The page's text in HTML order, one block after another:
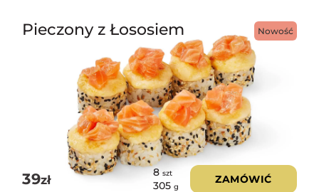
Nowość
Pieczony z Łososiem
39zł
8 szt
305 g
ZAMÓWIĆ